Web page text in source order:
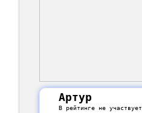
Артур
В рейтинге не участвует